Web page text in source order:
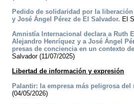
Pedido de solidaridad por la
y José Ángel Pérez de El Salvador. El
Amnistía Internacional declara a Ruth
Alejandro Henríquez y a José Ángel
presas de conciencia en un contexto
Salvador (11/07/2025)
Libertad de información y expresión
Palantir: la empresa más peligrosa del
(04/05/2026)